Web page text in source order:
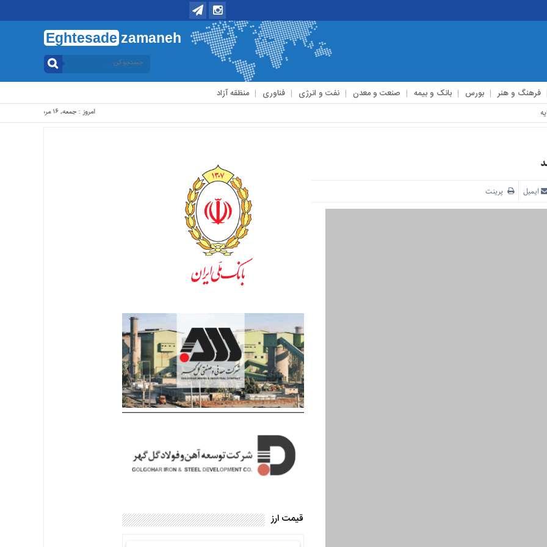
Eghtesade zamaneh
فرهنگ و هنر بورس بانک و بیمه صنعت و معدن نفت و انرژی فناوری منظقه آزاد
امروز : جمعه, ۱۶ مرداد , ۱۴۰۵ .::. برابر با : Friday, 7 August , 2026
ایمیل پرینت
قیمت ارز